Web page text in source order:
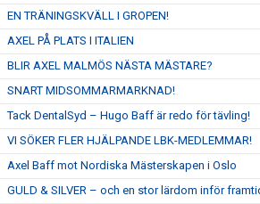
EN TRÄNINGSKVÄLL I GROPEN!
AXEL PÅ PLATS I ITALIEN
BLIR AXEL MALMÖS NÄSTA MÄSTARE?
SNART MIDSOMMARMARKNAD!
Tack DentalSyd – Hugo Baff är redo för tävling!
VI SÖKER FLER HJÄLPANDE LBK-MEDLEMMAR!
Axel Baff mot Nordiska Mästerskapen i Oslo
GULD & SILVER – och en stor lärdom inför